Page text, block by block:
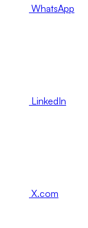
WhatsApp
LinkedIn
X.com